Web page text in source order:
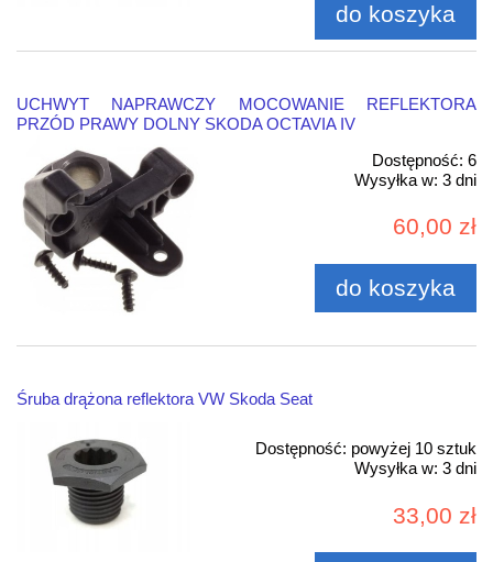
do koszyka
UCHWYT NAPRAWCZY MOCOWANIE REFLEKTORA
PRZÓD PRAWY DOLNY SKODA OCTAVIA IV
Dostępność: 6
Wysyłka w: 3 dni
60,00 zł
do koszyka
Śruba drążona reflektora VW Skoda Seat
Dostępność: powyżej 10 sztuk
Wysyłka w: 3 dni
33,00 zł